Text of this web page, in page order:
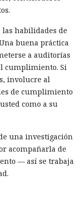
habilidades de
buena práctica
a auditorías
cumplimiento. Si
involucre al
de cumplimiento
como a su
una investigación
acompañarla de
— así se trabaja